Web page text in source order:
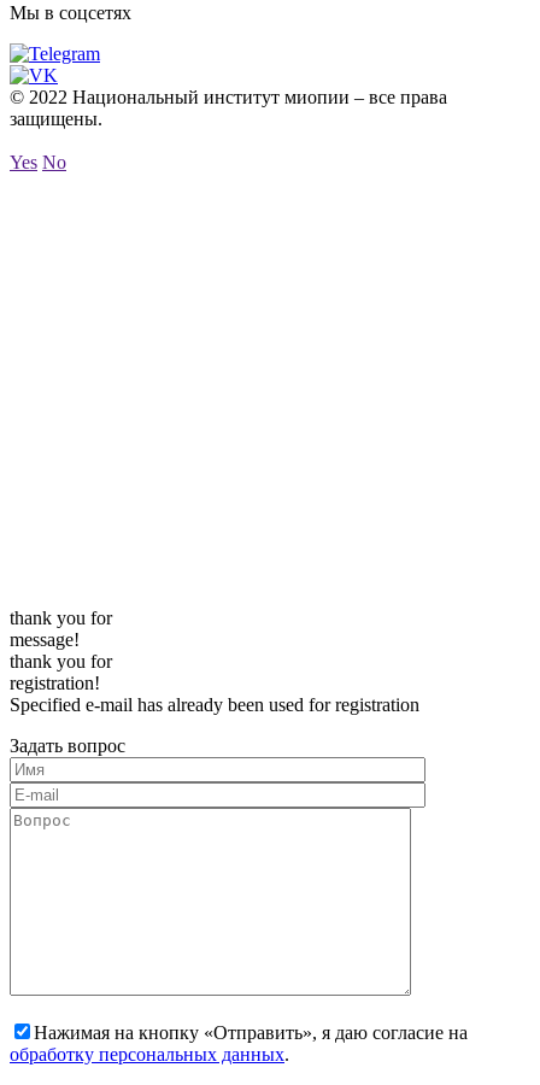
Мы в соцсетях
© 2022 Национальный институт миопии – все права
защищены.
Yes No
thank you for
message!
thank you for
registration!
Specified e-mail has already been used for registration
Задать вопрос
Нажимая на кнопку «Отправить», я даю согласие на
обработку персональных данных.